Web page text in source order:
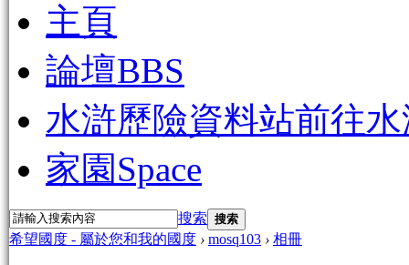
主頁
論壇BBS
水滸歷險資料站前往
家園Space
搜索 搜索
希望國度 - 屬於您和我的國度 › mosq103 › 相冊